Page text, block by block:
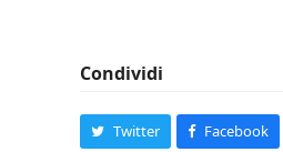
Condividi
Twitter Facebook